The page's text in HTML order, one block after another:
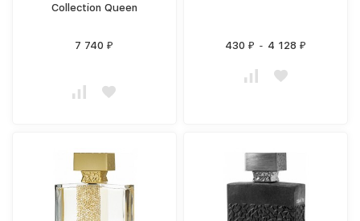
Collection Queen
7 740₽ 430₽ - 4 128₽